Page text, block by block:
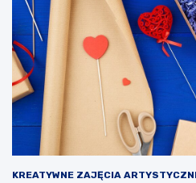
KREATYWNE ZAJĘCIA